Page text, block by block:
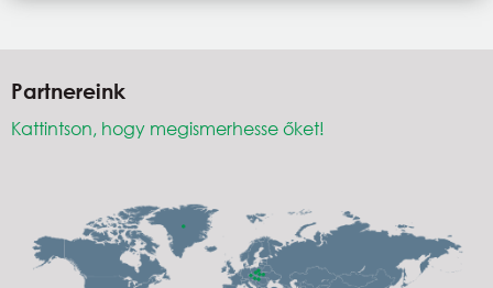
Partnereink
Kattintson, hogy megismerhesse őket!